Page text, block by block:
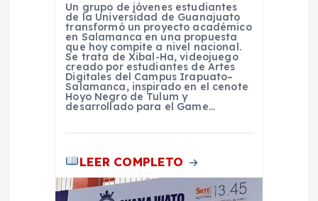
Un grupo de jóvenes estudiantes
de la Universidad de Guanajuato
transformó un proyecto académico
en Salamanca en una propuesta
que hoy compite a nivel nacional.
Se trata de Xibal-Ha, videojuego
creado por estudiantes de Artes
Digitales del Campus Irapuato–
Salamanca, inspirado en el cenote
Hoyo Negro de Tulum y
desarrollado para el Game…
LEER COMPLETO